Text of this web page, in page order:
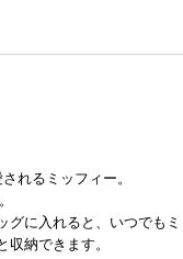
れるミッフィー。
グに入れると、いつでも
納できます。